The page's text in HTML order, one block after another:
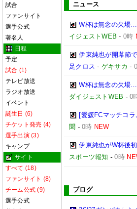
試合
ファンサイト
選手公式
著名人
日程
予定
試合 (1)
テレビ放送
ラジオ放送
イベント
誕生日 (6)
チケット発売 (4)
選手出演 (3)
キャンプ
サイト
すべて (18)
ファンサイト (8)
チーム公式 (9)
選手公式
ニュース
W杯は無念の欠場
イジェストWEB - 0時
伊東純也が開幕節
足クロス - ゲキサカ -
W杯は無念の欠場
ダイジェストWEB -0
[愛媛FCマッチコ
聞 -0時 NEW
伊東純也がW杯後
スポーツ報知 -0時
ブログ